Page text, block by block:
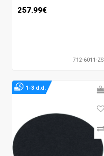
257.99€
712-6011-ZS
1-3 d.d.